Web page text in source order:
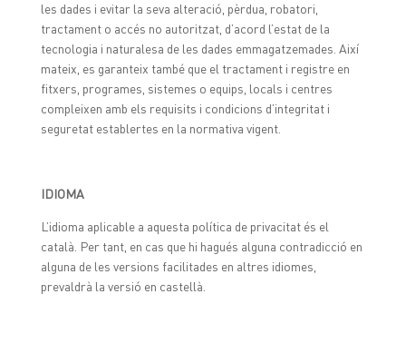
les dades i evitar la seva alteració, pèrdua, robatori,
tractament o accés no autoritzat, d’acord l’estat de la
tecnologia i naturalesa de les dades emmagatzemades. Així
mateix, es garanteix també que el tractament i registre en
fitxers, programes, sistemes o equips, locals i centres
compleixen amb els requisits i condicions d’integritat i
seguretat establertes en la normativa vigent.
IDIOMA
L’idioma aplicable a aquesta política de privacitat és el
català. Per tant, en cas que hi hagués alguna contradicció en
alguna de les versions facilitades en altres idiomes,
prevaldrà la versió en castellà.